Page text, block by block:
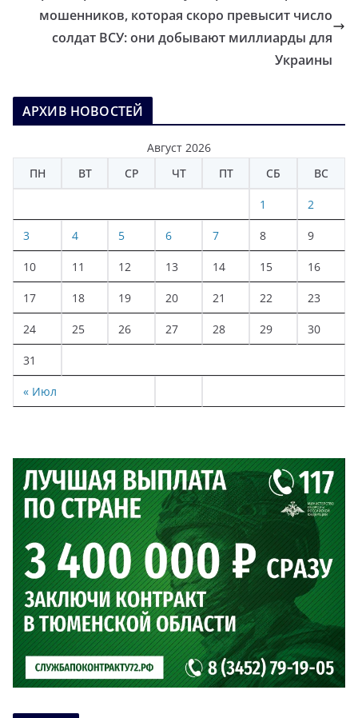
мошенников, которая скоро превысит число
солдат ВСУ: они добывают миллиарды для
Украины
АРХИВ НОВОСТЕЙ
Август 2026
ПН
ВТ СР ЧТ ПТ СБ ВС
« Июл
1 2
3 4 5 6 7 8 9
10 11 12 13 14 15 16
17 18 19 20 21 22 23
24 25 26 27 28 29 30
31